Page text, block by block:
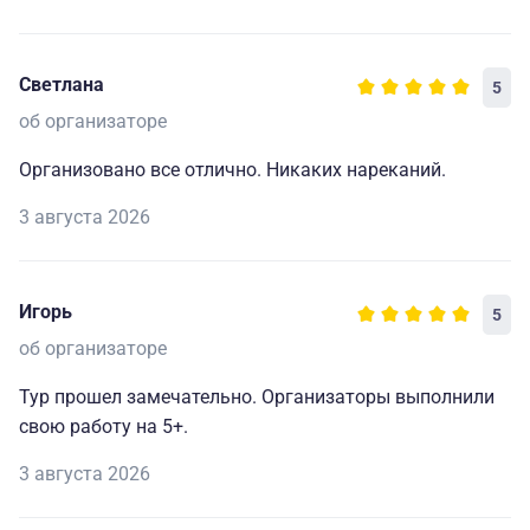
Светлана 5
об организаторе
Организовано все отлично. Никаких нареканий.
3 августа 2026
Игорь 5
об организаторе
Тур прошел замечательно. Организаторы выполнили
свою работу на 5+.
3 августа 2026